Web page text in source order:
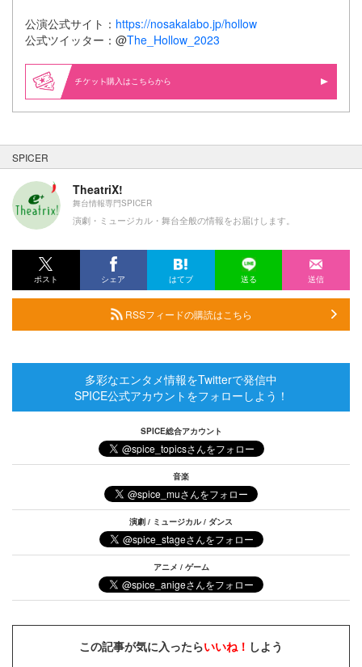
公演公式サイト： https://nosakalabo.jp/hollow
公式ツイッター：@The_Hollow_2023
購入はこちらから
SPICER
TheatriX!
舞台情報専門SPICER
演劇・ミュージカル・舞台全般の情報をお届けします。
ポスト シェア はてブ 送る 送信
RSSフィードの購読はこちら
多彩なエンタメ情報をTwitterで発信中
SPICE公式アカウントをフォローしよう！
SPICE総合アカウント
音楽
演劇 / ミュージカル / ダンス
アニメ / ゲーム
この記事が気に入ったらいいね！ しよう